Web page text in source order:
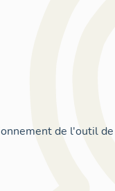
de l'outil de